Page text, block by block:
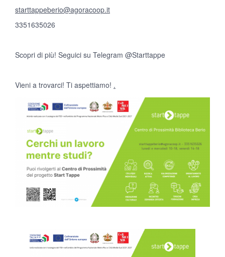
starttappeberio@agoracoop.it
3351635026
Scopri di più! Seguici su Telegram @Starttappe
Vieni a trovarci! Ti aspettiamo! .